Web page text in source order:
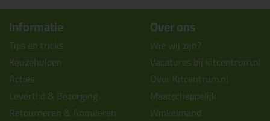
Informatie
Tips en tricks
Keuzehulpen
Acties
Levertijd & Bezorging
Retourneren & Annuleren
Over ons
Wie wij zijn?
Vacatures bij kitcentrum.nl
Over Kitcentrum.nl
Maatschappelijk
Winkelmand